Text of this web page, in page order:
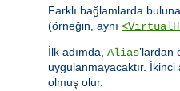
Farklı bağlamlarda
(örneğin, aynı
İlk adımda, Alias’lardan
uygulanmayacaktır. İkinci
olmuş olur.